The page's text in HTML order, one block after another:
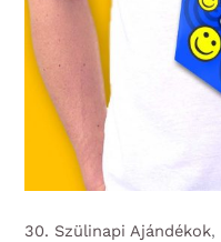
30. Szülinapi Ajándékok,